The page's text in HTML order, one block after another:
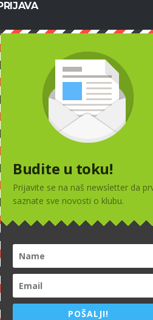
PRVA EKIPA
Budite u toku!
Prijavite se na naš newsletter da
saznate sve novosti o klubu.
POŠALJI!
HOME